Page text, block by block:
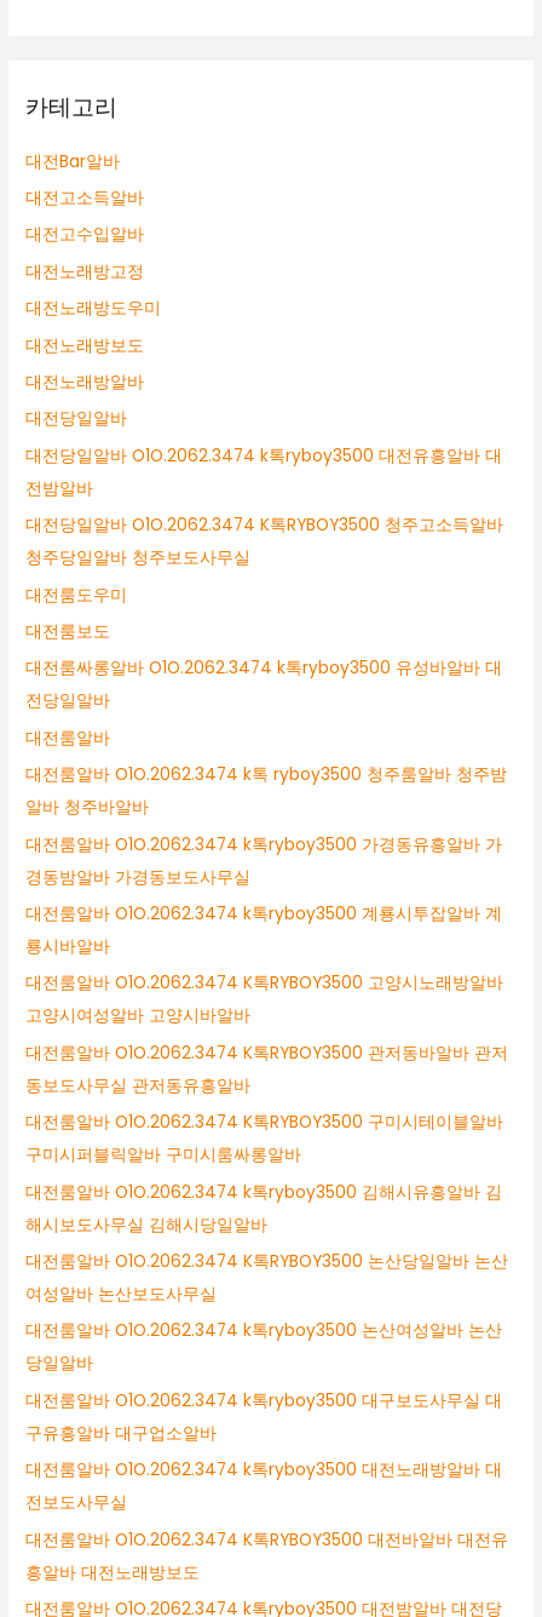
카테고리
대전Bar알바
대전고소득알바
대전고수입알바
대전노래방고정
대전노래방도우미
대전노래방보도
대전노래방알바
대전당일알바
대전당일알바 O1O.2062.3474 k톡ryboy3500 대전유흥알바 대
전밤알바
대전당일알바 O1O.2062.3474 K톡RYBOY3500 청주고소득알바
청주당일알바 청주보도사무실
대전룸도우미
대전룸보도
대전룸싸롱알바 O1O.2062.3474 k톡ryboy3500 유성바알바 대
전당일알바
대전룸알바
대전룸알바 O1O.2062.3474 k톡 ryboy3500 청주룸알바 청주밤
알바 청주바알바
대전룸알바 O1O.2062.3474 k톡ryboy3500 가경동유흥알바 가
경동밤알바 가경동보도사무실
대전룸알바 O1O.2062.3474 k톡ryboy3500 계룡시투잡알바 계
룡시바알바
대전룸알바 O1O.2062.3474 K톡RYBOY3500 고양시노래방알바
고양시여성알바 고양시바알바
대전룸알바 O1O.2062.3474 K톡RYBOY3500 관저동바알바 관저
동보도사무실 관저동유흥알바
대전룸알바 O1O.2062.3474 K톡RYBOY3500 구미시테이블알바
구미시퍼블릭알바 구미시룸싸롱알바
대전룸알바 O1O.2062.3474 k톡ryboy3500 김해시유흥알바 김
해시보도사무실 김해시당일알바
대전룸알바 O1O.2062.3474 K톡RYBOY3500 논산당일알바 논산
여성알바 논산보도사무실
대전룸알바 O1O.2062.3474 k톡ryboy3500 논산여성알바 논산
당일알바
대전룸알바 O1O.2062.3474 k톡ryboy3500 대구보도사무실 대
구유흥알바 대구업소알바
대전룸알바 O1O.2062.3474 k톡ryboy3500 대전노래방알바 대
전보도사무실
대전룸알바 O1O.2062.3474 K톡RYBOY3500 대전바알바 대전유
흥알바 대전노래방보도
대전룸알바 O1O.2062.3474 k톡ryboy3500 대전밤알바 대전당